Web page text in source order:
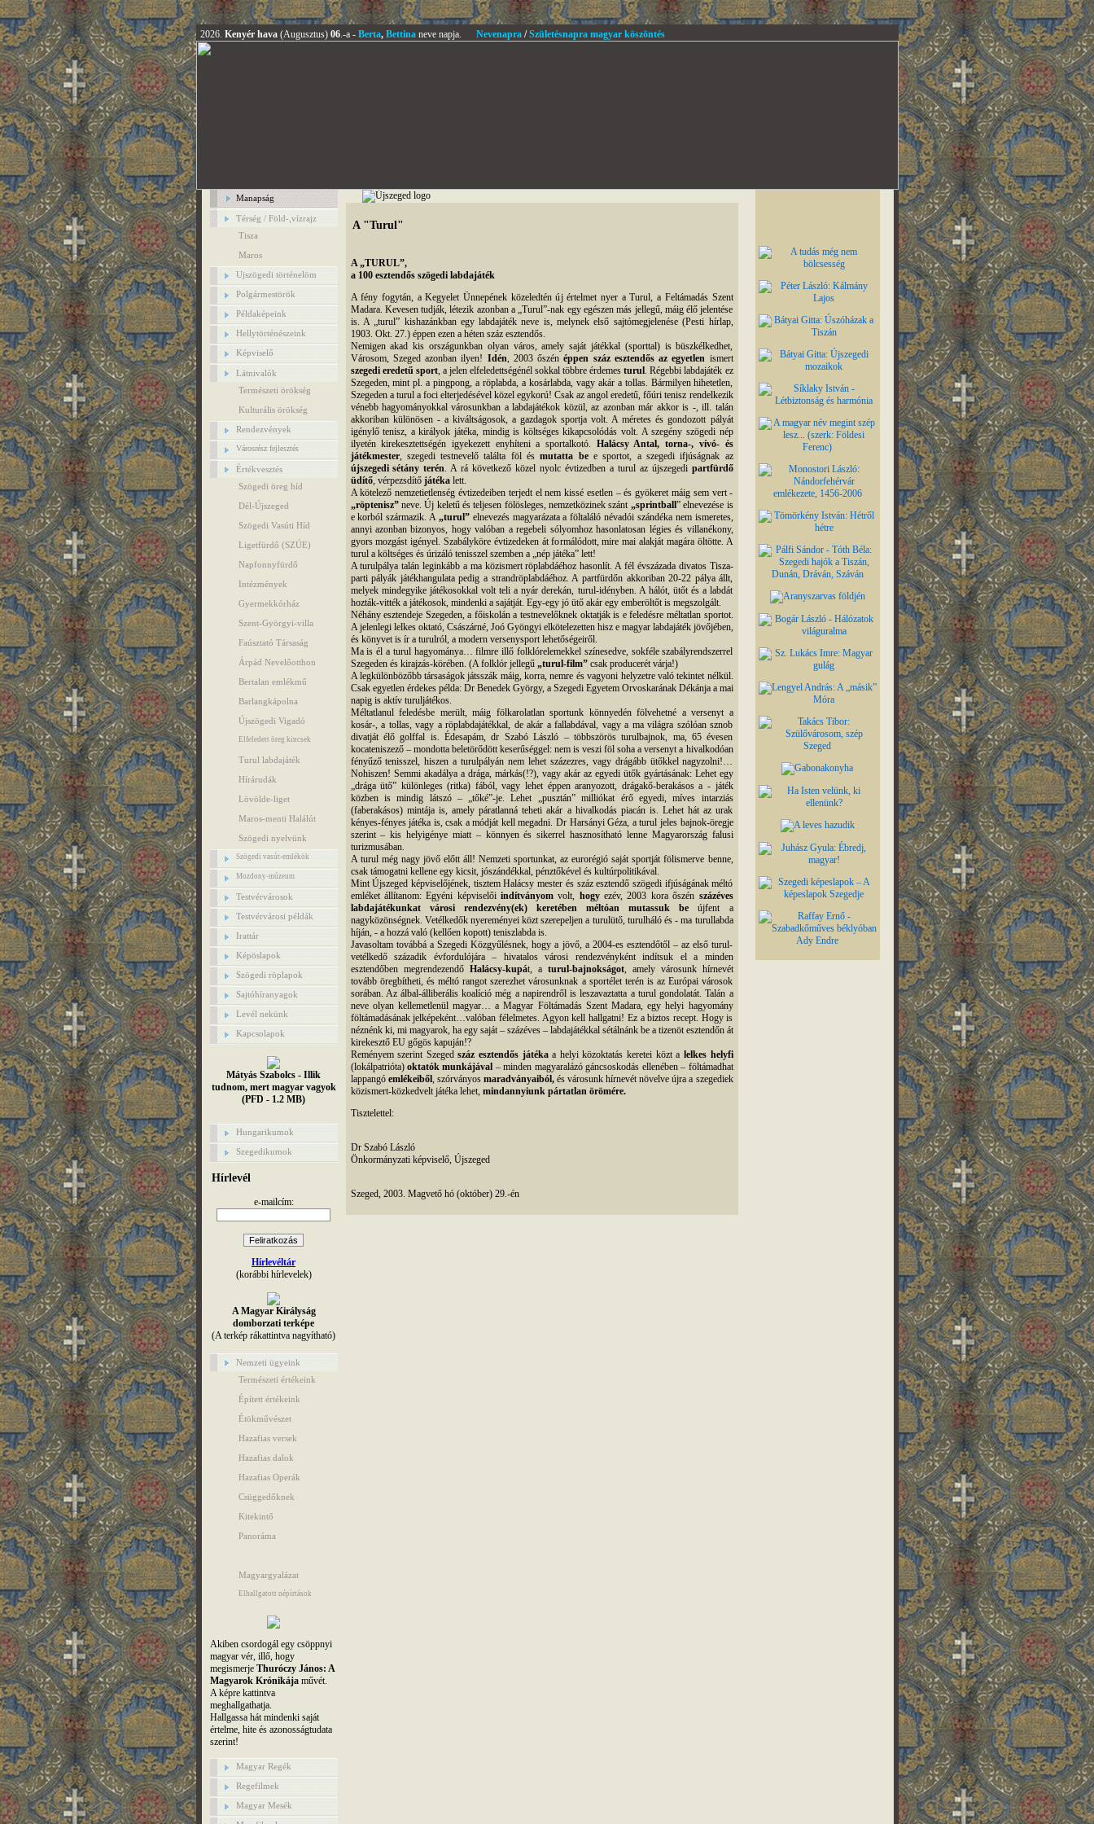
2026. Kenyér hava (Augusztus) 06.-a - Berta, Bettinaneve napja. Nevenapra/Születésnapra magyar köszöntés
Manapság
Térség / Föld-,vízrajz
Tisza
Maros
Ujszögedi történelöm
Polgármestörök
Példaképeink
Hellytörténészeink
Képviselő
Látnivalók
Természeti örökség
Kulturális örökség
Rendezvények
Városrész fejlesztés
Értékvesztés
Szögedi öreg híd
Dél-Újszeged
Szögedi Vasúti Híd
Ligetfürdő (SZÚE)
Napfonnyfürdő
Intézmények
Gyermekkórház
Szent-Györgyi-villa
Faúsztató Társaság
Árpád Nevelőotthon
Bertalan emlékmű
Barlangkápolna
Újszögedi Vigadó
Elfeledett öreg kincsek
Turul labdajáték
Hírárudák
Lövölde-liget
Maros-menti Halálút
Szögedi nyelvünk
Szögedi vasút-emlékök
Mozdony-múzeum
Testvérvárosok
Testvérvárosi példák
Irattár
Képöslapok
Szögedi röplapok
Sajtóhíranyagok
Levél nekünk
Kapcsolapok
Mátyás Szabolcs - Illik
tudnom, mert magyar vagyok
(PFD - 1.2 MB)
Hungarikumok
Szegedikumok
Hírlevél
e-mailcím:
Hírlevéltár
(korábbi hírlevelek)
A Magyar Királyság
domborzati terképe
(A terkép rákattintva nagyítható)
Nemzeti ügyeink
Természeti értékeink
Épített értékeink
Étökművészet
Hazafias versek
Hazafias dalok
Hazafias Operák
Csüggedőknek
Kitekintő
Panoráma
Magyargyalázat
Elhallgatott népírtások
Akiben csordogál egy csöppnyi
magyar vér, illő, hogy
megismerje Thuróczy János: A
Magyarok Krónikájaművét.
A képre kattintva
meghallgathatja.
Hallgassa hát mindenki saját
értelme, hite és azonosságtudata
szerint!
Magyar Regék
Regefilmek
Magyar Mesék
A "Turul"
A „TURUL”,
a 100 esztendős szögedi labdajáték
A fény fogytán, a Kegyelet Ünnepének közeledtén új értelmet nyer a Turul, a Feltámadás Szent
Madara. Kevesen tudják, létezik azonban a „Turul”-nak egy egészen más jellegű, máig élő jelentése
is. A „turul” kishazánkban egy labdajáték neve is, melynek első sajtómegjelenése (Pesti hírlap,
1903. Okt. 27.) éppen ezen a héten száz esztendős.
Nemigen akad kis országunkban olyan város, amely saját játékkal (sporttal) is büszkélkedhet,
Városom, Szeged azonban ilyen! Idén , 2003 őszénéppen száz esztendős az egyetlen ismert
szegedi eredetű sport, a jelen elfeledettségénél sokkal többre érdemes turul . Régebbi labdajáték ez
Szegeden, mint pl. a pingpong, a röplabda, a kosárlabda, vagy akár a tollas. Bármilyen hihetetlen,
Szegeden a turul a foci elterjedésével közel egykorú! Csak az angol eredetű, főúri tenisz rendelkezik
vénebb hagyományokkal városunkban a labdajátékok közül, az azonban már akkor is -, ill. talán
akkoriban különösen - a kiváltságosok, a gazdagok sportja volt. A méretes és gondozott pályát
igénylő tenisz, a királyok játéka, mindig is költséges kikapcsolódás volt. A szegény szögedi nép
ilyetén kirekesztettségén igyekezett enyhíteni a sportalkotó. Halácsy Antal, torna-, vívó- és
játékmester, szegedi testnevelő találta föl ésmutatta bee sportot, a szegedi ifjúságnak az
újszegedi sétány terén . A rá következő közel nyolc évtizedben a turul az újszegedi partfürdő
üdítő, vérpezsdítő játéka lett.
A kötelező nemzetietlenség évtizedeiben terjedt el nem kissé esetlen – és gyökeret máig sem vert -
„röptenisz”neve. Új keletű és teljesen fölösleges, nemzetközinek szánt „sprintball” elnevezése is
e korból származik. A „turul”elnevezés magyarázata a föltaláló névadói szándéka nem ismeretes,
annyi azonban bizonyos, hogy valóban a regebeli sólyomhoz hasonlatosan légies és villanékony,
gyors mozgást igényel. Szabályköre évtizedeken át formálódott, mire mai alakját magára öltötte. A
turul a költséges és úrizáló tenisszel szemben a „nép játéka” lett!
A turulpálya talán leginkább a ma közismert röplabdáéhoz hasonlít. A fél évszázada divatos Tisza-
parti pályák játékhangulata pedig a strandröplabdáéhoz. A partfürdőn akkoriban 20-22 pálya állt,
melyek mindegyike játékosokkal volt teli a nyár derekán, turul-idényben. A hálót, ütőt és a labdát
hozták-vitték a játékosok, mindenki a sajátját. Egy-egy jó ütő akár egy emberöltőt is megszolgált.
Néhány esztendeje Szegeden, a főiskolán a testnevelőknek oktatják is e feledésre méltatlan sportot.
A jelenlegi lelkes oktató, Császárné, Joó Gyöngyi elkötelezetten hisz e magyar labdajáték jövőjében,
és könyvet is ír a turulról, a modern versenysport lehetőségeiről.
Ma is él a turul hagyománya… filmre illő folklórelemekkel színesedve, sokféle szabályrendszerrel
Szegeden és kirajzás-körében. (A folklór jellegű „turul-film”csak producerét várja!)
A legkülönbözőbb társaságok játsszák máig, korra, nemre és vagyoni helyzetre való tekintet nélkül.
Csak egyetlen érdekes példa: Dr Benedek György, a Szegedi Egyetem Orvoskarának Dékánja a mai
napig is aktív turuljátékos.
Méltatlanul feledésbe merült, máig fölkarolatlan sportunk könnyedén fölvehetné a versenyt a
kosár-, a tollas, vagy a röplabdajátékkal, de akár a fallabdával, vagy a ma világra szólóan sznob
divatját élő golffal is. Édesapám, dr Szabó László – többszörös turulbajnok, ma, 65 évesen
kocateniszező – mondotta beletörődött keserűséggel: nem is veszi föl soha a versenyt a hivalkodóan
fényűző tenisszel, hiszen a turulpályán nem lehet százezres, vagy drágább ütőkkel nagyzolni!…
Nohiszen! Semmi akadálya a drága, márkás(!?), vagy akár az egyedi ütők gyártásának: Lehet egy
„drága ütő” különleges (ritka) fából, vagy lehet éppen aranyozott, drágakő-berakásos a - játék
közben is mindig látszó – „tőké”-je. Lehet „pusztán” milliókat érő egyedi, míves intarziás
(faberakásos) mintája is, amely páratlanná teheti akár a hivalkodás piacán is. Lehet hát az urak
kényes-fényes játéka is, csak a módját kell megadni. Dr Harsányi Géza, a turul jeles bajnok-öregje
szerint – kis helyigénye miatt – könnyen és sikerrel hasznosítható lenne Magyarország falusi
turizmusában.
A turul még nagy jövő előtt áll! Nemzeti sportunkat, az eurorégió saját sportját fölismerve benne,
csak támogatni kellene egy kicsit, jószándékkal, pénztőkével és kultúrpolitikával.
Mint Újszeged képviselőjének, tisztem Halácsy mester és száz esztendő szögedi ifjúságának méltó
emléket állítanom: Egyéni képviselői indítványomvolt, hogyezév, 2003 kora őszén százéves
labdajátékunkat városi rendezvény(ek) keretében méltóan mutassuk beújfent a
nagyközönségnek. Vetélkedők nyereményei közt szerepeljen a turulütő, turulháló és - ma turullabda
híján, - a hozzá való (kellően kopott) teniszlabda is.
Javasoltam továbbá a Szegedi Közgyűlésnek, hogy a jövő, a 2004-es esztendőtől – az első turul-
vetélkedő századik évfordulójára – hivatalos városi rendezvényként indítsuk el a minden
esztendőben megrendezendő Halácsy-kupát, a turul-bajnokságot, amely városunk hírnevét
tovább öregbítheti, és méltó rangot szerezhet városunknak a sportélet terén is az Európai városok
sorában. Az álbal-álliberális koalíció még a napirendről is leszavaztatta a turul gondolatát. Talán a
neve olyan kellemetlenül magyar… a Magyar Föltámadás Szent Madara, egy helyi hagyomány
föltámadásának jelképeként…valóban félelmetes. Agyon kell hallgatni! Ez a biztos recept. Hogy is
néznénk ki, mi magyarok, ha egy saját – százéves – labdajátékkal sétálnánk be a tizenöt esztendőn át
kirekesztő EU gőgös kapuján!?
Reményem szerint Szegedszáz esztendős játékaa helyi közoktatás keretei közt a lelkes helyfi
(lokálpatrióta) oktatók munkájával – minden magyaralázó gáncsoskodás ellenében – föltámadhat
lappangó emlékeiből, szórványosmaradványaiból, és városunk hírnevét növelve újra a szegediek
közismert-közkedvelt játéka lehet, mindannyiunk pártatlan örömére.
Tisztelettel:
Dr Szabó László
Önkormányzati képviselő, Újszeged
Szeged, 2003. Magvető hó (október) 29.-én